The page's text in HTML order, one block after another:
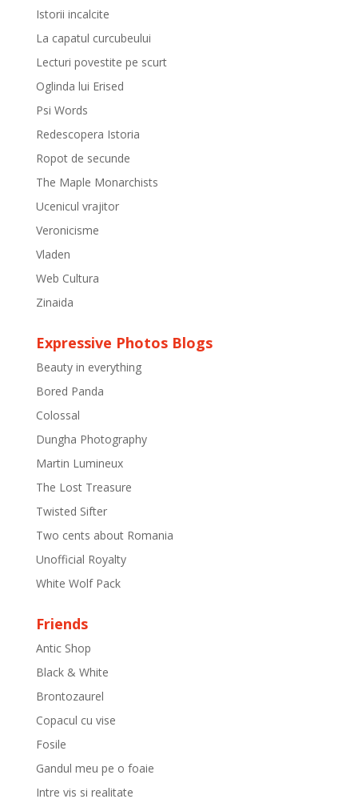
Istorii incalcite
La capatul curcubeului
Lecturi povestite pe scurt
Oglinda lui Erised
Psi Words
Redescopera Istoria
Ropot de secunde
The Maple Monarchists
Ucenicul vrajitor
Veronicisme
Vladen
Web Cultura
Zinaida
Expressive Photos Blogs
Beauty in everything
Bored Panda
Colossal
Dungha Photography
Martin Lumineux
The Lost Treasure
Twisted Sifter
Two cents about Romania
Unofficial Royalty
White Wolf Pack
Friends
Antic Shop
Black & White
Brontozaurel
Copacul cu vise
Fosile
Gandul meu pe o foaie
Intre vis si realitate